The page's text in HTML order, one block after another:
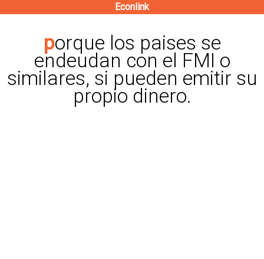
contenido
principal
Econlink
porque los paises se
endeudan con el FMI o
similares, si pueden emitir su
propio dinero.